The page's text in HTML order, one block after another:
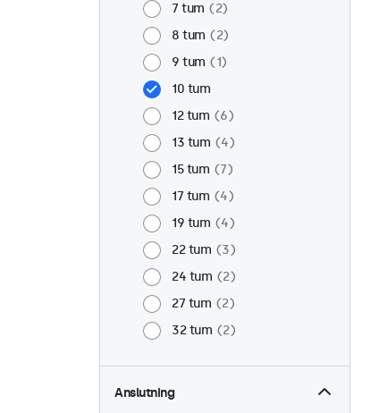
7 tum
2
8 tum
2
9 tum
1
10 tum
12 tum
6
13 tum
4
15 tum
7
17 tum
4
19 tum
4
22 tum
3
24 tum
2
27 tum
2
32 tum
2
Anslutning